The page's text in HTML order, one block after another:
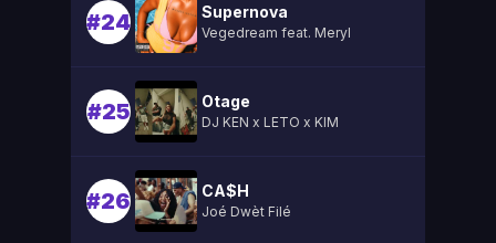
#24 Supernova
Vegedream feat. Meryl
#25 Otage
DJ KEN x LETO x KIM
#26 CA$H
Joé Dwèt Filé